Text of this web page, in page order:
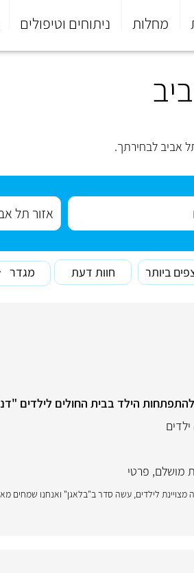
מחלות ניתוחים וטיפולים
אביב לבחירתך.
ביותר חוות דעת מגדר
להתפתחות הילד בבית החולים לילדים
ילדים
מושלם, פרטי
מצויינת לילדים, עשה סדר ב"בלאגן" ואנחנו שמחים